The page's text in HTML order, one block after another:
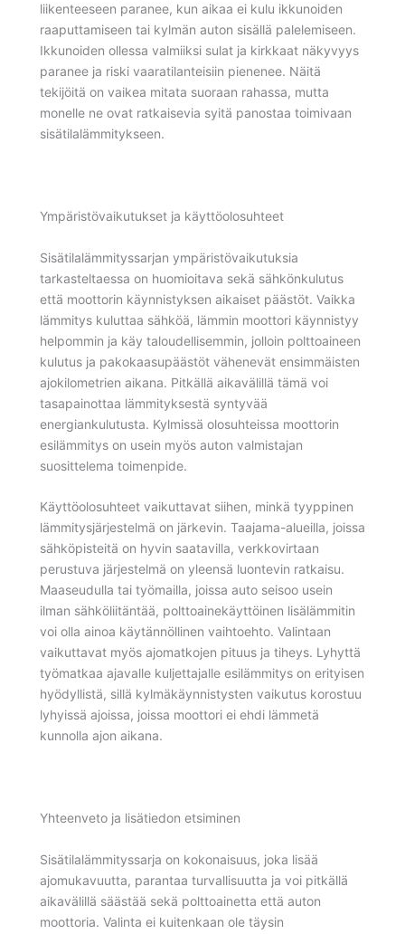
liikenteeseen paranee, kun aikaa ei kulu ikkunoiden
raaputtamiseen tai kylmän auton sisällä palelemiseen.
Ikkunoiden ollessa valmiiksi sulat ja kirkkaat näkyvyys
paranee ja riski vaaratilanteisiin pienenee. Näitä
tekijöitä on vaikea mitata suoraan rahassa, mutta
monelle ne ovat ratkaisevia syitä panostaa toimivaan
sisätilalämmitykseen.
Ympäristövaikutukset ja käyttöolosuhteet
Sisätilalämmityssarjan ympäristövaikutuksia
tarkasteltaessa on huomioitava sekä sähkönkulutus
että moottorin käynnistyksen aikaiset päästöt. Vaikka
lämmitys kuluttaa sähköä, lämmin moottori käynnistyy
helpommin ja käy taloudellisemmin, jolloin polttoaineen
kulutus ja pakokaasupäästöt vähenevät ensimmäisten
ajokilometrien aikana. Pitkällä aikavälillä tämä voi
tasapainottaa lämmityksestä syntyvää
energiankulutusta. Kylmissä olosuhteissa moottorin
esilämmitys on usein myös auton valmistajan
suosittelema toimenpide.
Käyttöolosuhteet vaikuttavat siihen, minkä tyyppinen
lämmitysjärjestelmä on järkevin. Taajama-alueilla, joissa
sähköpisteitä on hyvin saatavilla, verkkovirtaan
perustuva järjestelmä on yleensä luontevin ratkaisu.
Maaseudulla tai työmailla, joissa auto seisoo usein
ilman sähköliitäntää, polttoainekäyttöinen lisälämmitin
voi olla ainoa käytännöllinen vaihtoehto. Valintaan
vaikuttavat myös ajomatkojen pituus ja tiheys. Lyhyttä
työmatkaa ajavalle kuljettajalle esilämmitys on erityisen
hyödyllistä, sillä kylmäkäynnistysten vaikutus korostuu
lyhyissä ajoissa, joissa moottori ei ehdi lämmetä
kunnolla ajon aikana.
Yhteenveto ja lisätiedon etsiminen
Sisätilalämmityssarja on kokonaisuus, joka lisää
ajomukavuutta, parantaa turvallisuutta ja voi pitkällä
aikavälillä säästää sekä polttoainetta että auton
moottoria. Valinta ei kuitenkaan ole täysin